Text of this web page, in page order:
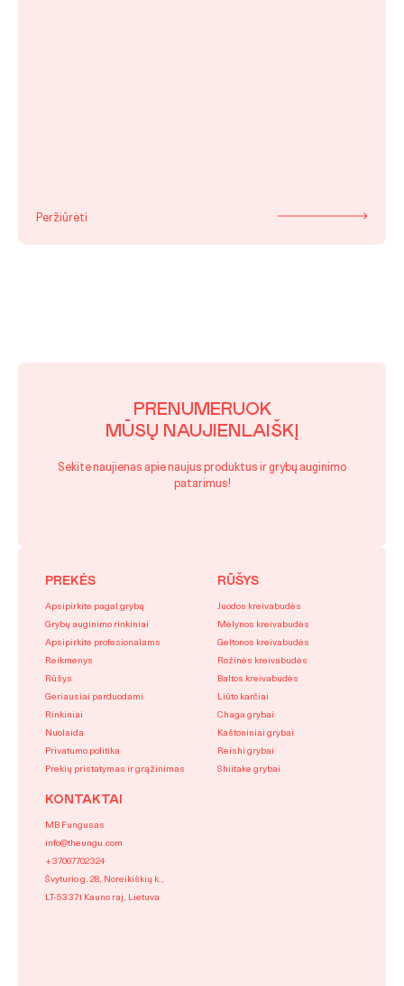
Peržiūrėti
PREKĖS
Apsipirkite pagal grybą
Grybų auginimo rinkiniai
Apsipirkite profesionalams
Reikmenys
Rūšys
Geriausiai parduodami
Rinkiniai
Nuolaida
Privatumo politika
Prekių pristatymas ir grąžinimas
RŪŠYS
Juodos kreivabudės
Mėlynos kreivabudės
Geltonos kreivabudės
Rožinės kreivabudės
Baltos kreivabudės
Liūto karčiai
Chaga grybai
Kaštoniniai grybai
Reishi grybai
Shiitake grybai
KONTAKTAI
MB Fungusas
info@theungu.com
+37067702324
Švyturio g. 28, Noreikiškių k.,
LT-53371 Kauno raj, Lietuva
PRENUMERUOK
MŪSŲ NAUJIENLAIŠKĮ
Sekite naujienas apie naujus produktus ir grybų auginimo
patarimus!